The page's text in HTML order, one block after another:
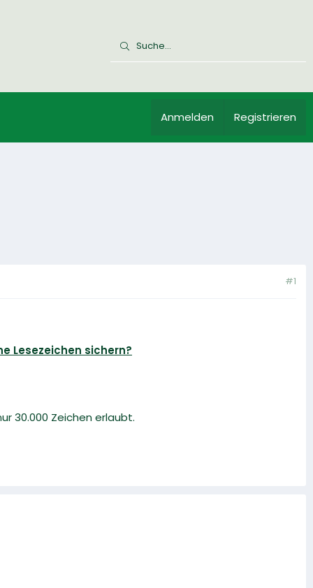
Anmelden Registrieren
#1
Lesezeichen sichern?
30.000 Zeichen erlaubt.